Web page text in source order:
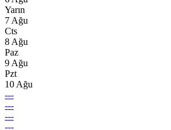
Yarın
7 Ağu
Cts
8 Ağu
Paz
9 Ağu
Pzt
10 Ağu
---
---
---
---